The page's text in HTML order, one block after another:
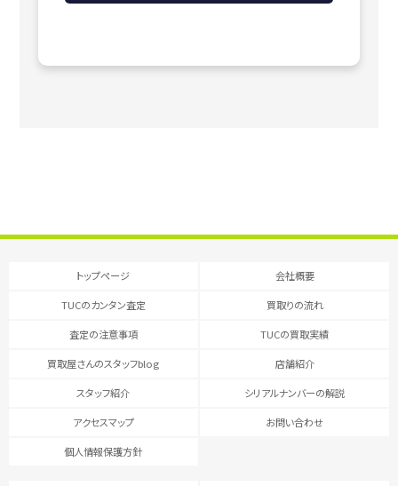
トップページ 会社概要
TUCのカンタン査定 買取りの流れ
査定の注意事項 TUCの買取実績
買取屋さんのスタッフblog 店舗紹介
スタッフ紹介 シリアルナンバーの解説
アクセスマップ お問い合わせ
個人情報保護方針